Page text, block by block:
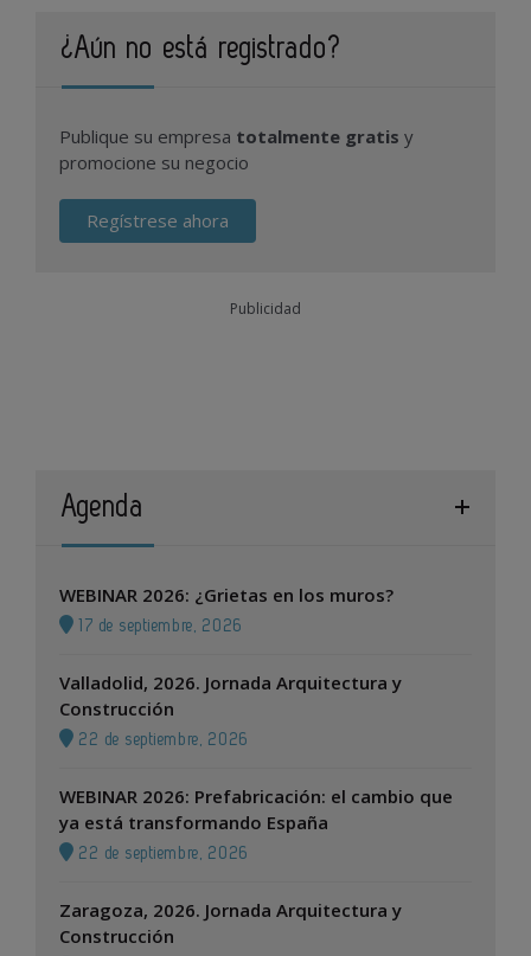
¿Aún no está registrado?
Publique su empresa totalmente gratis y
promocione su negocio
Regístrese ahora
Publicidad
Agenda
WEBINAR 2026: ¿Grietas en los muros?
17 de septiembre, 2026
Valladolid, 2026. Jornada Arquitectura y
Construcción
22 de septiembre, 2026
WEBINAR 2026: Prefabricación: el cambio que
ya está transformando España
22 de septiembre, 2026
Zaragoza, 2026. Jornada Arquitectura y
Construcción